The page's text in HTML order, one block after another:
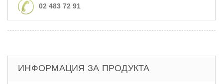
02 483 72 91
ИНФОРМАЦИЯ ЗА ПРОДУКТА